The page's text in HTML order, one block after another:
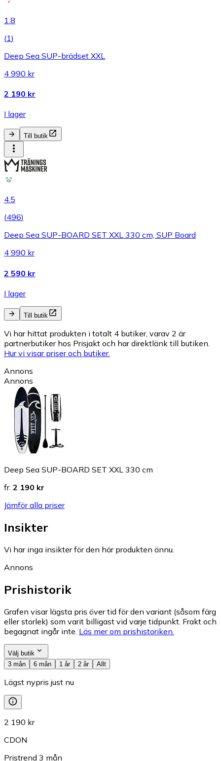
1.8
(1)
Deep Sea SUP-brädset XXL
4 990 kr
2 190 kr
I lager
Till butik
4.5
(496)
Deep Sea SUP-BOARD SET XXL 330 cm, SUP Board
4 990 kr
2 590 kr
I lager
Till butik
Vi har hittat produkten i totalt 4 butiker, varav 2 är
partnerbutiker hos Prisjakt och har direktlänk till butiken.
Hur vi visar priser och butiker.
Annons
Annons
Deep Sea SUP-BOARD SET XXL 330 cm
fr. 2 190 kr
Jämför alla priser
Insikter
Vi har inga insikter för den här produkten ännu.
Annons
Prishistorik
Grafen visar lägsta pris över tid för den variant (såsom färg
eller storlek) som varit billigast vid varje tidpunkt. Frakt och
begagnat ingår inte. Läs mer om prishistoriken.
Välj butik
3 mån
6 mån 1 år 2 år Allt
Lägst nypris just nu
2 190 kr
CDON
Pristrend 3 mån